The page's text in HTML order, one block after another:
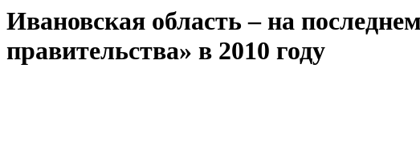
Ивановская область – на
правительства» в 2010 году